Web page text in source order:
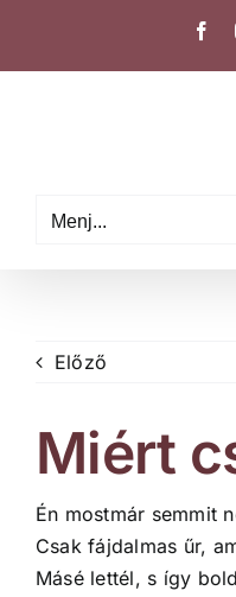
Menj...
Előző
Miért
Én mostmár semmit
Csak fájdalmas űr,
Másé lettél, s így